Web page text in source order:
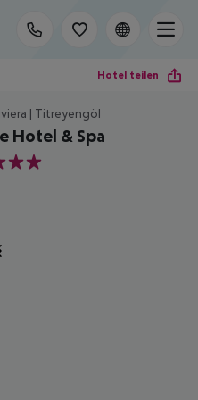
Hotel teilen
| Titreyengöl
Hotel & Spa